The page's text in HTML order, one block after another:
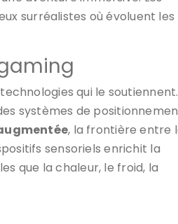
surréalistes où évoluent les
qui le soutiennent.
systèmes de
, la frontière entre
sensoriels enrichit la
que la chaleur, le froid, la